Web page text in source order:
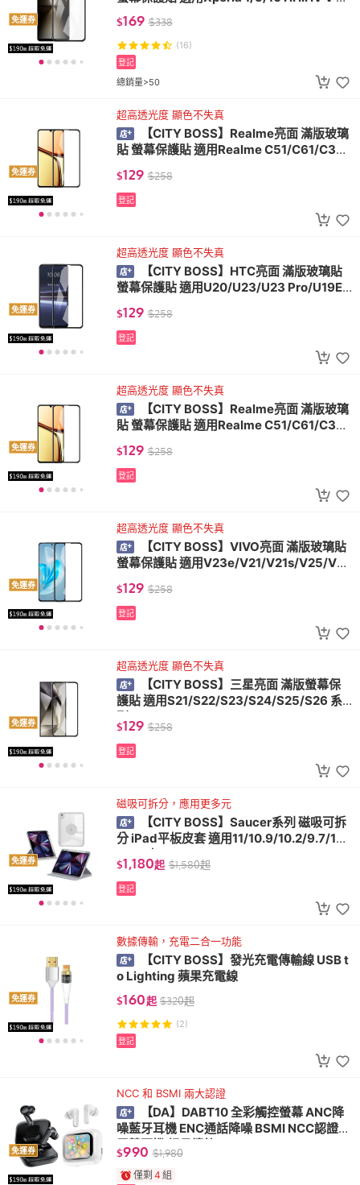
免運券
VII
$169 $338
(16)
總銷量>50
登記
免運券
超高透光度 顯色不失真
【CITY BOSS】Realme亮面 滿版玻璃
貼 螢幕保護貼 適用Realme C51/C61/C33/
$129 $258
登記
免運券
超高透光度 顯色不失真
【CITY BOSS】HTC亮面 滿版玻璃貼
螢幕保護貼 適用U20/U23/U23 Pro/U19E/
$129 $258
登記
免運券
超高透光度 顯色不失真
【CITY BOSS】Realme亮面 滿版玻璃
貼 螢幕保護貼 適用Realme C51/C61/C33/
$129 $258
登記
免運券
超高透光度 顯色不失真
【CITY BOSS】VIVO亮面 滿版玻璃貼
螢幕保護貼 適用V23e/V21/V21s/V25/V29
$129 $258
登記
免運券
超高透光度 顯色不失真
【CITY BOSS】三星亮面 滿版螢幕保
護貼 適用S21/S22/S23/S24/S25/S26 系
$129 $258
登記
免運券
磁吸可拆分，應用更多元
【CITY BOSS】Saucer系列 磁吸可拆
分 iPad平板皮套 適用11/10.9/10.2/9.7/12.
$1,180起 $1,580起
登記
免運券
數據傳輸，充電二合一功能
【CITY BOSS】發光充電傳輸線 USB t
o Lighting 蘋果充電線
$160起 $320起
(2)
登記
免運券
NCC 和 BSMI 兩大認證
【DA】DABT10 全彩觸控螢幕 ANC降
噪藍牙耳機 ENC通話降噪 BSMI NCC認證
電競耳機 超長續航
$990 $1,980
僅剩 4 組